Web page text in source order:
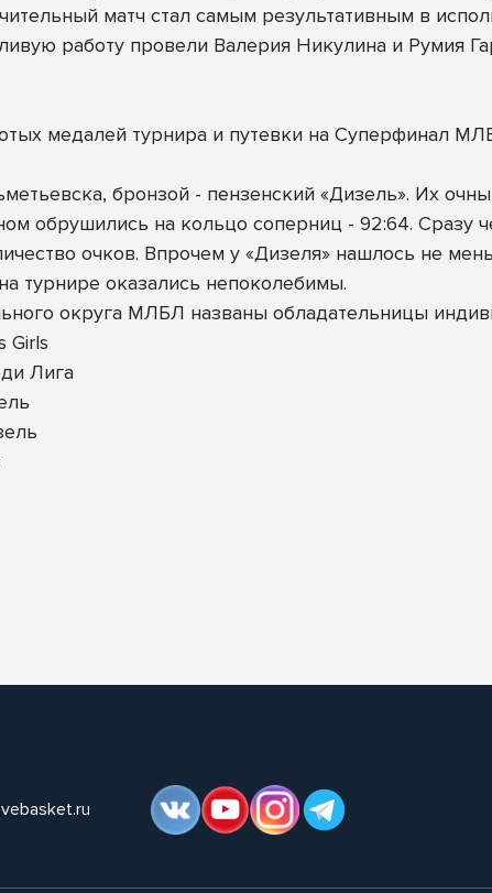
матч стал самым результативным в
работу провели Валерия Никулина и Румия
медалей турнира и путевки на Суперфинал
бронзой - пензенский «Дизель». Их
обрушились на кольцо соперниц - 92:64. Сразу
очков. Впрочем у «Дизеля» нашлось не
турнире оказались непоколебимы.
округа МЛБЛ названы обладательницы
Girls
Лига